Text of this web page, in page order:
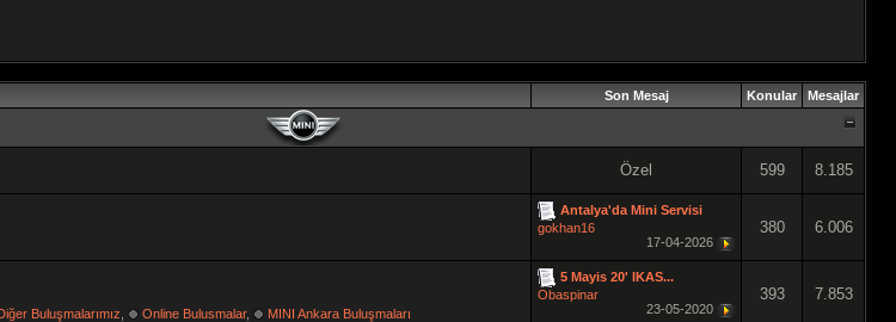
Son Mesaj Konular Mesajlar
Özel 599 8.185
Antalya'da Mini Servisi
gokhan16
17-04-2026
380 6.006
Buluşmalarımız Online Bulusmalar, MINI Ankara Buluşmaları
5 Mayis 20' IKAS...
Obaspinar
23-05-2020
393 7.853